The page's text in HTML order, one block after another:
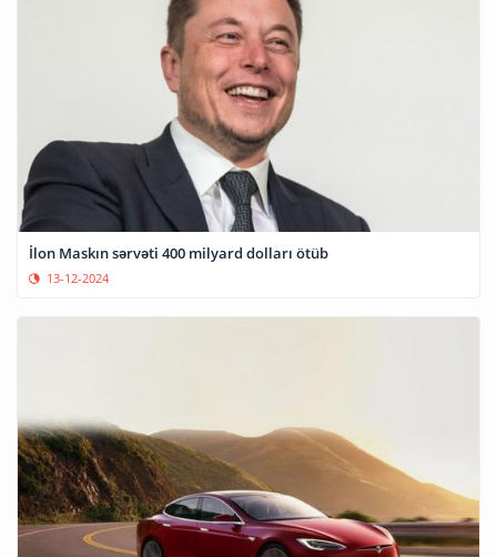
İlon Maskın sərvəti 400 milyard dolları ötüb
13-12-2024